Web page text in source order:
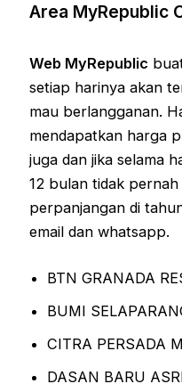
Area MyRepublic
Web MyRepublic
setiap harinya akan
mau berlangganan.
mendapatkan harga
juga dan jika selama
12 bulan tidak
perpanjangan di
email dan whatsapp.
BTN GRANADA
BUMI
CITRA PERSADA
DASAN BARU